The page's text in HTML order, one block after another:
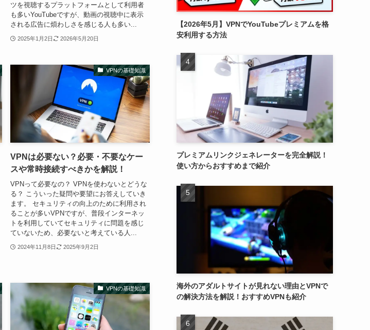
ツを視聴するプラットフォームとして利用者
も多いYouTubeですが、動画の視聴中に表示
される広告に煩わしさを感じる人も多い...
2025年1月2日 2026年5月20日
VPNの基礎知識
VPNは必要ない？必要・不要なケー
スや常時接続すべきかを解説！
VPNって必要なの？ VPNを使わないとどうな
る？ こういった疑問や要望にお答えしていき
ます。 セキュリティの向上のために利用され
ることが多いVPNですが、普段インターネッ
トを利用していてセキュリティに問題を感じ
ていないため、必要ないと考えている人...
2024年11月8日 2025年9月2日
VPNの基礎知識
【2026年5月】VPNでYouTubeプレミアムを格
安利用する方法
プレミアムリンクジェネレーターを完全解説！
使い方からおすすめまで紹介
海外のアダルトサイトが見れない理由とVPNで
の解決方法を解説！おすすめVPNも紹介